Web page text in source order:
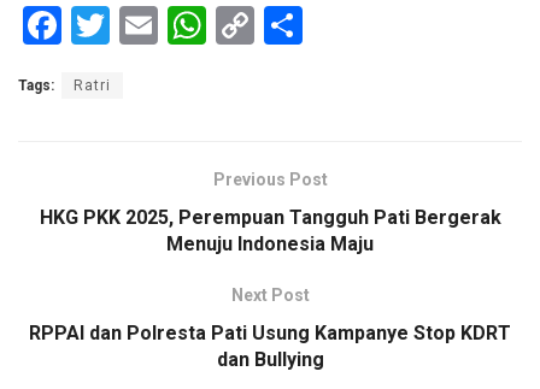
F
ce
o
T
E
W
A
p
p
C
n
k
Tags: Ratri
Previous Post
HKG PKK 2025, Perempuan Tangguh Pati Bergerak
Menuju Indonesia Maju
Next Post
RPPAI dan Polresta Pati Usung Kampanye Stop KDRT
dan Bullying